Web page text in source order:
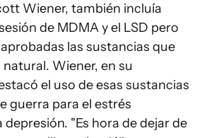
Wiener, también incluía
de MDMA y el LSD pero
las sustancias que
Wiener, en su
el uso de esas sustancias
guerra para el estrés
"Es hora de dejar de